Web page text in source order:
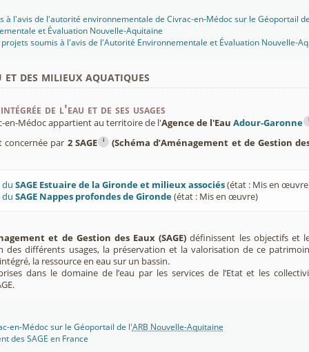
à l'avis de l'autorité environnementale de Civrac-en-Médoc sur le Géoportail
et Évaluation Nouvelle-Aquitaine
soumis à l'avis de l'Autorité Environnementale et Évaluation Nouvelle-
des milieux aquatiques
de l'eau et de ses usages
en-Médoc appartient au territoire de l'Agence de l'Eau Adour-Garonne i
concernée par 2 SAGE i (Schéma d’Aménagement et de Gestion
duSAGE Estuaire de la Gironde et milieux associés(état : Mis en
duSAGE Nappes profondes de Gironde(état : Mis en œuvre)
et de Gestion des Eaux (SAGE) définissent les objectifs et
des différents usages, la préservation et la valorisation de ce
la ressource en eau sur un bassin.
dans le domaine de l’eau par les services de l’Etat et les
en-Médoc sur le Géoportail de l'ARB Nouvelle-Aquitaine
des SAGE en France